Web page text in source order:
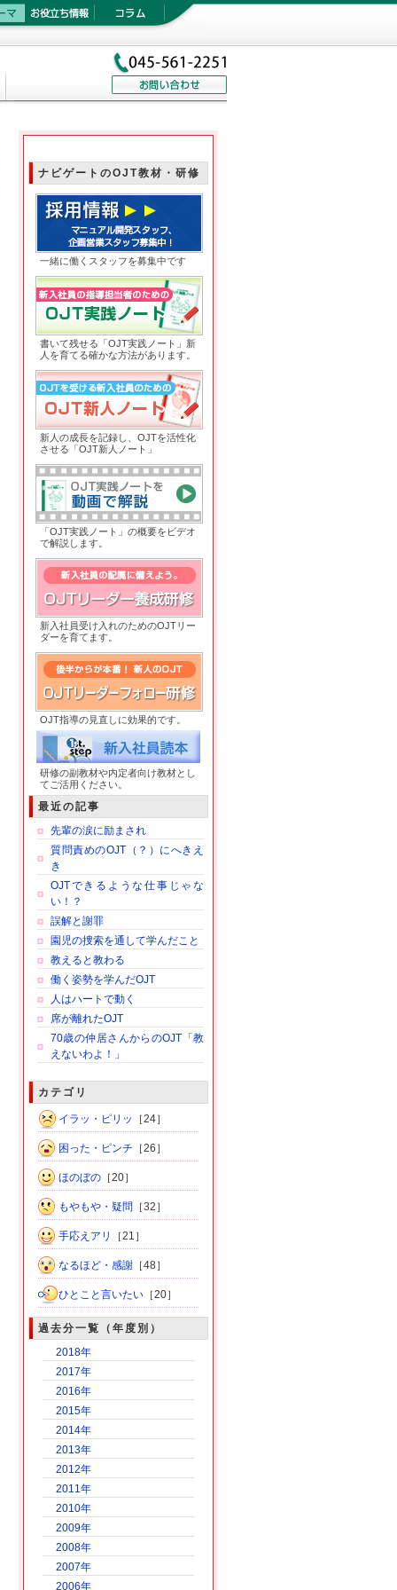
ナビゲートのOJT教材・研修
一緒に働くスタッフを募集中です
書いて残せる「OJT実践ノート」新
人を育てる確かな方法があります。
新人の成長を記録し、OJTを活性化
させる「OJT新人ノート」
「OJT実践ノート」の概要をビデオ
で解説します。
新入社員受け入れのためのOJTリー
ダーを育てます。
OJT指導の見直しに効果的です。
研修の副教材や内定者向け教材とし
てご活用ください。
最近の記事
先輩の涙に励まされ
質問責めのOJT（？）にへきえ
き
OJTできるような仕事じゃな
い！？
誤解と謝罪
園児の捜索を通して学んだこと
教えると教わる
働く姿勢を学んだOJT
人はハートで動く
席が離れたOJT
70歳の仲居さんからのOJT「教
えないわよ！」
カテゴリ
イラッ・ピリッ ［24］
困った・ピンチ ［26］
ほのぼの［20］
もやもや・疑問 ［32］
手応えアリ ［21］
なるほど・感謝［48］
ひとこと言いたい［20］
過去分一覧（年度別）
2018年
2017年
2016年
2015年
2014年
2013年
2012年
2011年
2010年
2009年
2008年
2007年
2006年